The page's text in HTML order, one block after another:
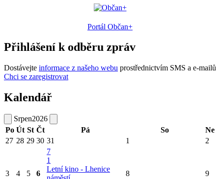
Portál Občan+
Přihlášení k odběru zpráv
Dostávejte informace z našeho webu prostřednictvím SMS a e-mailů
Chci se zaregistrovat
Kalendář
Srpen2026
Po Út St Čt Pá So
Ne
27 28 29 30 31 1 2
3 4 5 6
7
1
Letní kino - Lhenice
8 9